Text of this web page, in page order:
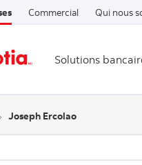
Commercial Qui nous
Solutions
Joseph Ercolao